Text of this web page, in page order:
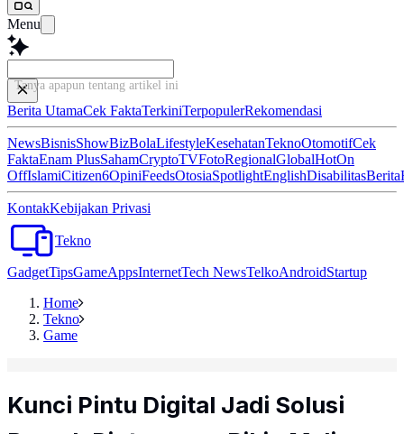
Menu
Baca
Berita UtamaCek FaktaTerkiniTerpopulerRekomendasi
NewsBisnisShowBizBolaLifestyleKesehatanTeknoOtomotifCek
FaktaEnam PlusSahamCryptoTVFotoRegionalGlobalHotOn
OffIslamiCitizen6OpiniFeedsOtosiaSpotlightEnglishDisabilitasBerita
KontakKebijakan Privasi
Tekno
GadgetTipsGameAppsInternetTech NewsTelkoAndroidStartup
Home
Tekno
Game
Kunci Pintu Digital Jadi Solusi